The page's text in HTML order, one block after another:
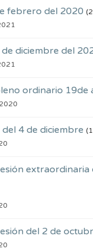
febrero del 2020
diciembre del
ordinario 19de
4 de diciembre
extraordinaria
del 2 de